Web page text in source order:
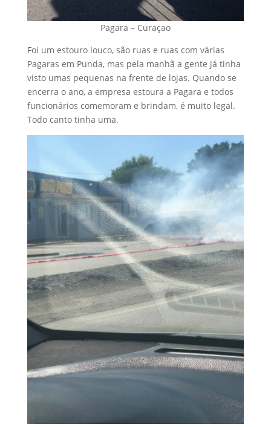
Pagara – Curaçao
Foi um estouro louco, são ruas e ruas com várias
Pagaras em Punda, mas pela manhã a gente já tinha
visto umas pequenas na frente de lojas. Quando se
encerra o ano, a empresa estoura a Pagara e todos
funcionários comemoram e brindam, é muito legal.
Todo canto tinha uma.